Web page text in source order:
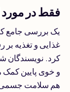
فقط در
یک بررسی جامع
غذایی و تغذیه بر
کرد. نویسندگان
و خوی پایین کمک
هم سلامت جسمی